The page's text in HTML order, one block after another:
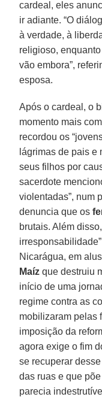
cardeal, eles
ir adiante. “O
à verdade, à
religioso,
vão embora”,
esposa.
Após o cardeal, o
momento mais
recordou os
lágrimas de pais e
seus filhos por
sacerdote
violentadas”, num
denuncia que os
brutais. Além
Nicarágua, em
Maíz que destruiu
início de uma
regime contra as
mobilizaram pelas
imposição da
agora exige o fim
se recuperar
das ruas e que
parecia